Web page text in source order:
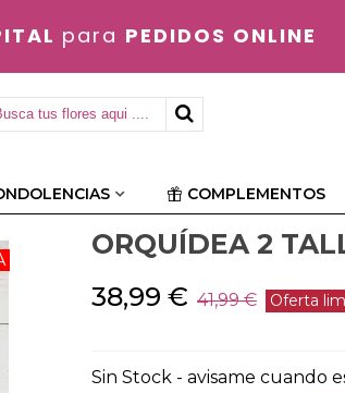
para PEDIDOS ONLINE
COMPLEMENTOS
ORQUÍDEA 2
38,99 € 41,99 € Oferta
Sin Stock - avisame cuando